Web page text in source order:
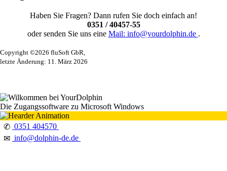
Haben Sie Fragen? Dann rufen Sie doch einfach an!
0351 / 40457-55
oder senden Sie uns eine Mail: info@yourdolphin.de .
Copyright ©2026 fluSoft GbR,
letzte Änderung: 11. März 2026
Die Zugangssoftware zu Microsoft Windows
✆ 0351 404570
✉ info@dolphin-de.de